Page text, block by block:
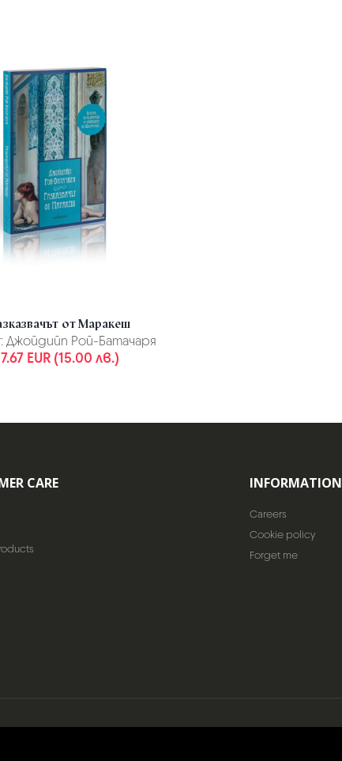
от Маракеш
Джойдийп Рой-Батачаря
7.67 EUR (15.00 лв.)
CARE INFORMATION
Careers
Cookie policy
Forget me